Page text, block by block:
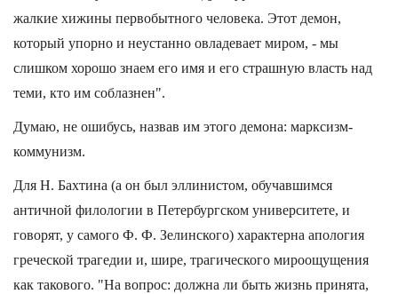
жалкие хижины первобытного человека. Этот демон,
который упорно и неустанно овладевает миром, - мы
слишком хорошо знаем его имя и его страшную власть над
теми, кто им соблазнен".
Думаю, не ошибусь, назвав им этого демона: марксизм-
коммунизм.
Для Н. Бахтина (а он был эллинистом, обучавшимся
античной филологии в Петербургском университете, и
говорят, у самого Ф. Ф. Зелинского) характерна апология
греческой трагедии и, шире, трагического мироощущения
как такового. "На вопрос: должна ли быть жизнь принята,